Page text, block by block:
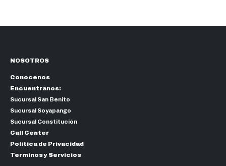
NOSOTROS
Conocenos
Encuentranos:
Sucursal San Benito
Sucursal Soyapango
Sucursal Constitución
Call Center
Politica de Privacidad
Terminos y Servicios